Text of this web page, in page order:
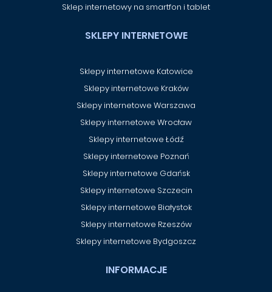
Sklep internetowy na smartfon i tablet
SKLEPY INTERNETOWE
Sklepy internetowe Katowice
Sklepy internetowe Kraków
Sklepy internetowe Warszawa
Sklepy internetowe Wrocław
Sklepy internetowe Łódź
Sklepy internetowe Poznań
Sklepy internetowe Gdańsk
Sklepy internetowe Szczecin
Sklepy internetowe Białystok
Sklepy internetowe Rzeszów
Sklepy internetowe Bydgoszcz
INFORMACJE